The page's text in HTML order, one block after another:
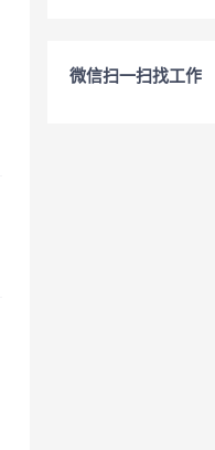
微信扫一扫找工作